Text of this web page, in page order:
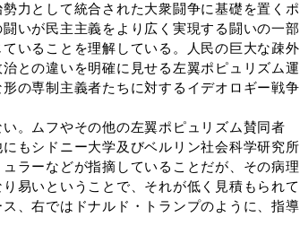
力として統合された大衆闘争に基礎を置くポ
いが民主主義をより広く実現する闘いの一部
いることを理解している。人民の巨大な疎外
との違いを明確に見せる左翼ポピュリズム運
の専制主義者たちに対するイデオロギー戦争
。ムフやその他の左翼ポピュリズム賛同者
もシドニー大学及びベルリン社会科学研究所
ラーなどが指摘していることだが、その病理
易いということで、それが低く見積もられて
、右ではドナルド・トランプのように、指導